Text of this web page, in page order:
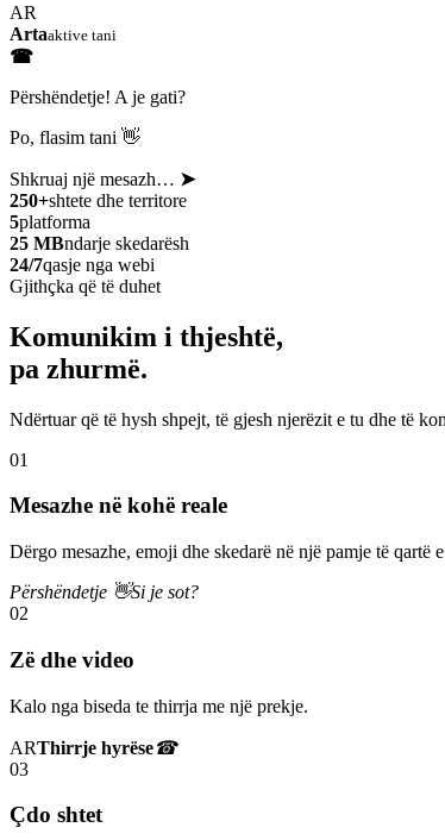
AR
Artaaktive tani
☎
Përshëndetje! A je gati?
Po, flasim tani 👋
Shkruaj një mesazh… ➤
250+shtete dhe territore
5platforma
25 MBndarje skedarësh
24/7qasje nga webi
Gjithçka që të duhet
Komunikim i thjeshtë,
pa zhurmë.
Ndërtuar që të hysh shpejt, të gjesh njerëzit e tu dhe të
01
Mesazhe në kohë reale
Dërgo mesazhe, emoji dhe skedarë në një pamje të qartë
Përshëndetje 👋Si je sot?
02
Zë dhe video
Kalo nga biseda te thirrja me një prekje.
ARThirrje hyrëse☎
03
Çdo shtet